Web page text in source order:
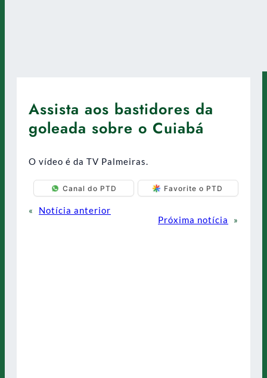
Assista aos bastidores da
goleada sobre o Cuiabá
O vídeo é da TV Palmeiras.
Canal do PTD Favorite o PTD
«
Notícia anterior
Próxima notícia
»